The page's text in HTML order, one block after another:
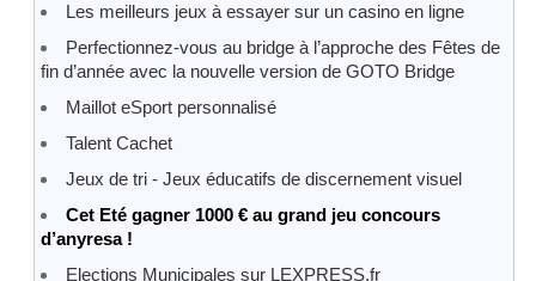
Les meilleurs jeux à essayer sur un casino en ligne
Perfectionnez-vous au bridge à l’approche des Fêtes de
fin d’année avec la nouvelle version de GOTO Bridge
Maillot eSport personnalisé
Talent Cachet
Jeux de tri - Jeux éducatifs de discernement visuel
Cet Eté gagner 1000 € au grand jeu concours
d’anyresa !
Elections Municipales sur LEXPRESS.fr